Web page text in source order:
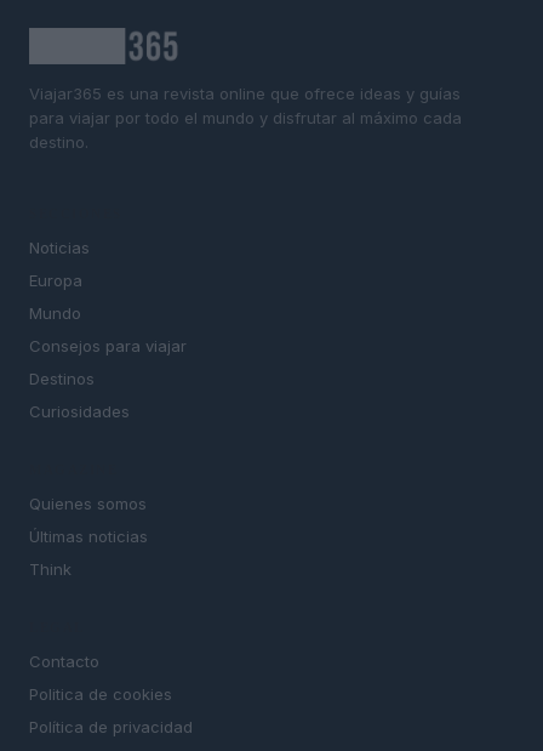
Viajar365 es una revista online que ofrece ideas y guías
para viajar por todo el mundo y disfrutar al máximo cada
destino.
Noticias
Europa
Mundo
Consejos para viajar
Destinos
Curiosidades
Quienes somos
Últimas noticias
Think
Contacto
Politica de cookies
Política de privacidad